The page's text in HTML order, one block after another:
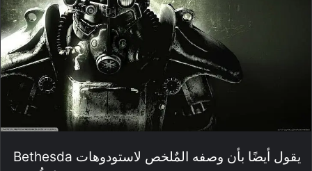
يقول أيضًا بأن وصفه المٌلخص لاستودوهات Bethesda